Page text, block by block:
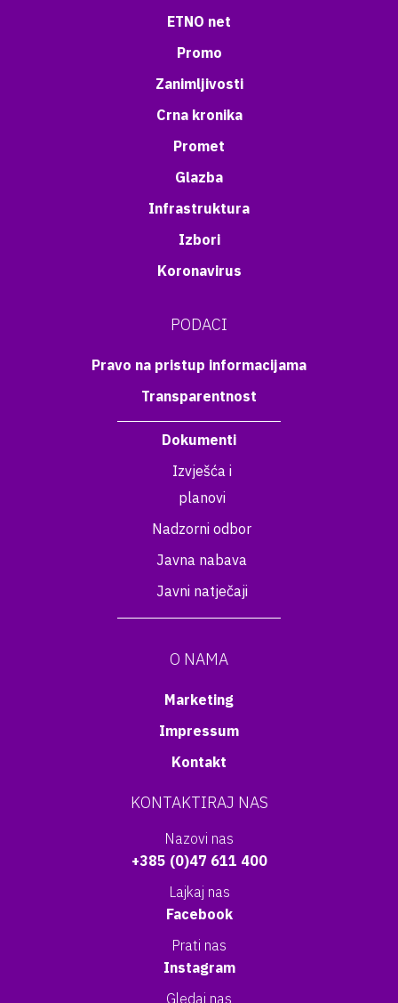
ETNO net
Promo
Zanimljivosti
Crna kronika
Promet
Glazba
Infrastruktura
Izbori
Koronavirus
PODACI
Pravo na pristup informacijama
Transparentnost
Dokumenti
Izvješća i
planovi
Nadzorni odbor
Javna nabava
Javni natječaji
O NAMA
Marketing
Impressum
Kontakt
KONTAKTIRAJ NAS
Nazovi nas
+385 (0)47 611 400
Lajkaj nas
Facebook
Prati nas
Instagram
Gledaj nas